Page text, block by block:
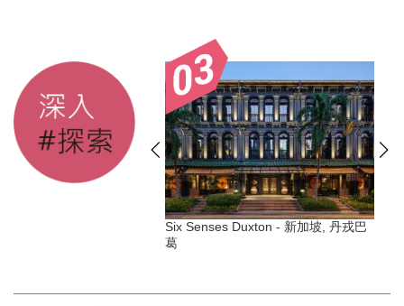
Six Senses Duxton - 新加坡, 丹戎巴
葛